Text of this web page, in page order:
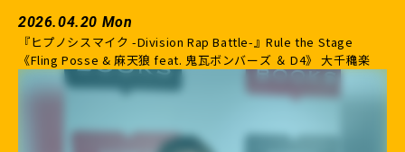
2026.04.20 Mon
『ヒプノシスマイク -Division Rap Battle-』Rule the Stage
《Fling Posse & 麻天狼 feat. 鬼瓦ボンバーズ ＆ D4》 大千穐楽